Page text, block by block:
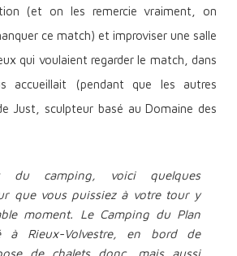
(et on les remercie vraiment, on
ce match) et improviser une salle
qui voulaient regarder le match, dans
accueillait (pendant que les autres
Just, sculpteur basé au Domaine des
camping, voici quelques
que vous puissiez à votre tour y
moment. Le Camping du Plan
à Rieux-Volvestre, en bord de
de chalets donc, mais aussi